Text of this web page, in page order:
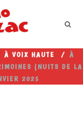
À VOIX HAUTE / À
(NUITS DE LA
2025